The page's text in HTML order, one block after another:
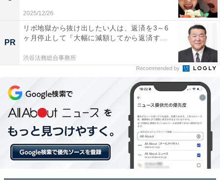
2025/12/26
PR
リボ地獄から抜け出したい人は、返済を3～6
ヶ月停止して『大幅に減額してから返済す...
渋谷法務総合事務所
Recommended by